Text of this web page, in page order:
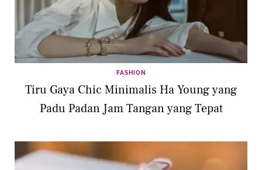
FASHION
Tiru Gaya Chic Minimalis Ha Young yang
Padu Padan Jam Tangan yang Tepat